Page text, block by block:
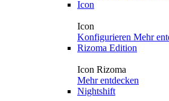
Icon
Icon
Konfigurieren Mehr
Rizoma Edition
Icon Rizoma
Mehr entdecken
Nightshift